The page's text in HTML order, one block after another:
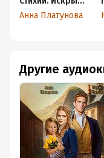
огня
Анна Платунова
Другие